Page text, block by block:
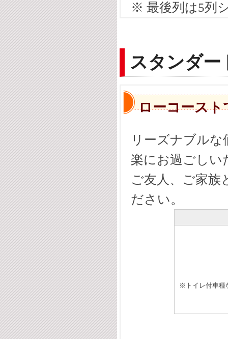
※ 最後列は5列
スタンダー
ローコースト
リーズナブル
楽にお過ごしい
ご友人、ご家族
ださい。
※トイレ付車種